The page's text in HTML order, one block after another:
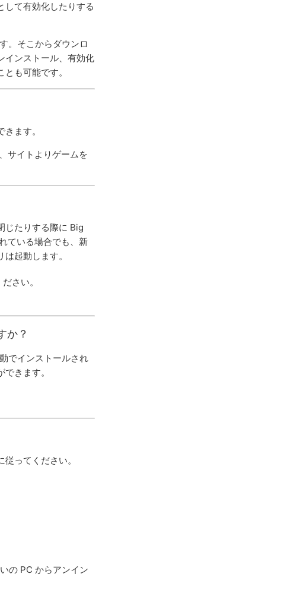
して有効化したりする
。そこからダウンロ
インストール、有効化
も可能です。
ます。
サイトよりゲームを
じたりする際に Big
ている場合でも、新
起動します。
さい。
か？
でインストールされ
きます。
ってください。
の PC からアンイン